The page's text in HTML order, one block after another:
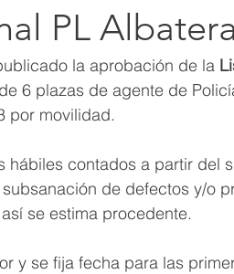
PL Albatera
la aprobación de la
6 plazas de agente de
por movilidad.
hábiles contados a partir del
de defectos y/o
se estima procedente.
y se fija fecha para las